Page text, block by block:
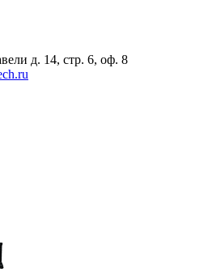
д. 14, стр. 6, оф. 8